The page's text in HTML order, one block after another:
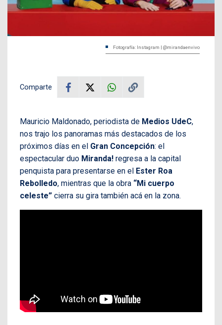
Fotografía: Instagram | @mirandaenvivo
Comparte
Mauricio Maldonado, periodista de Medios UdeC,
nos trajo los panoramas más destacados de los
próximos días en el Gran Concepción: el
espectacular duo Miranda! regresa a la capital
penquista para presentarse en el Ester Roa
Rebolledo, mientras que la obra “Mi cuerpo
celeste” cierra su gira también acá en la zona.